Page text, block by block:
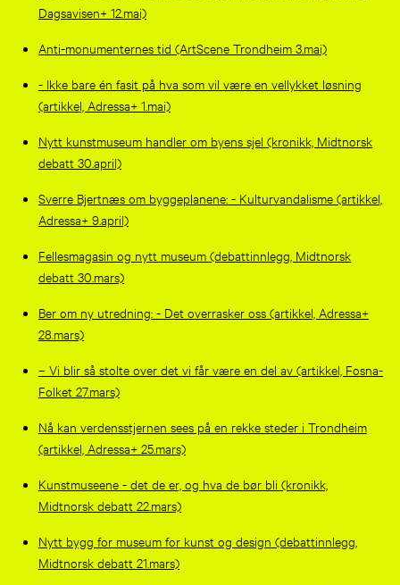
Dagsavisen+ 12.mai)
Anti-monumenternes tid (ArtScene Trondheim 3.mai)
- Ikke bare én fasit på hva som vil være en vellykket løsning
(artikkel, Adressa+ 1.mai)
Nytt kunstmuseum handler om byens sjel (kronikk, Midtnorsk
debatt 30.april)
Sverre Bjertnæs om byggeplanene: - Kulturvandalisme (artikkel,
Adressa+ 9.april)
Fellesmagasin og nytt museum (debattinnlegg, Midtnorsk
debatt 30.mars)
Ber om ny utredning: - Det overrasker oss (artikkel, Adressa+
28.mars)
– Vi blir så stolte over det vi får være en del av (artikkel, Fosna-
Folket 27.mars)
Nå kan verdensstjernen sees på en rekke steder i Trondheim
(artikkel, Adressa+ 25.mars)
Kunstmuseene - det de er, og hva de bør bli (kronikk,
Midtnorsk debatt 22.mars)
Nytt bygg for museum for kunst og design (debattinnlegg,
Midtnorsk debatt 21.mars)